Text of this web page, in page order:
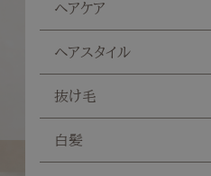
ヘアケア
ヘアスタイル
抜け毛
白髪